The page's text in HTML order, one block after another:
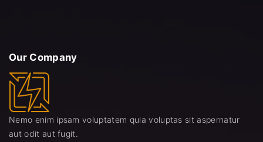
Our Company
Nemo enim ipsam voluptatem quia voluptas sit aspernatur
aut odit aut fugit.